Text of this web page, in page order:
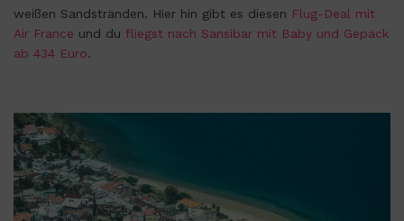
weißen Sandstränden. Hier hin gibt es diesen Flug-Deal mit
Air France und du fliegst nach Sansibar mit Baby und Gepäck
ab 434 Euro.